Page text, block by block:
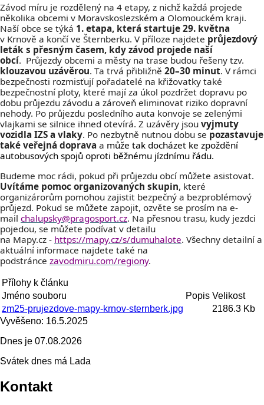
Závod míru je rozdělený na 4 etapy, z nichž každá projede
několika obcemi v Moravskoslezském a Olomouckém kraji.
Naší obce se týká 1. etapa, která startuje 29. května
v Krnově a končí ve Šternberku. V příloze najdete průjezdový
leták s přesným časem, kdy závod projede naší
obcí. Průjezdy obcemi a městy na trase budou řešeny tzv.
klouzavou uzávěrou. Ta trvá přibližně 20–30 minut. V rámci
bezpečnosti rozmisťují pořadatelé na křižovatky také
bezpečnostní ploty, které mají za úkol pozdržet dopravu po
dobu průjezdu závodu a zároveň eliminovat riziko dopravní
nehody. Po průjezdu posledního auta konvoje se zelenými
vlajkami se silnice ihned otevírá. Z uzávěry jsou vyjmuty
vozidla IZS a vlaky. Po nezbytně nutnou dobu se pozastavuje
také veřejná doprava a může tak docházet ke zpoždění
autobusových spojů oproti běžnému jízdnímu řádu.
Budeme moc rádi, pokud při průjezdu obcí můžete asistovat.
Uvítáme pomoc organizovaných skupin, které
organizárorům pomohou zajistit bezpečný a bezproblémový
průjezd. Pokud se můžete zapojit, ozvěte se prosím na e-
mail chalupsky@pragosport.cz. Na přesnou trasu, kudy jezdci
pojedou, se můžete podívat v detailu
na Mapy.cz - https://mapy.cz/s/dumuhalote. Všechny detailní a
aktuální informace najdete také na
podstránce zavodmiru.com/regiony.
Přílohy k článku
Jméno souboru
Popis Velikost
zm25-prujezdove-mapy-krnov-sternberk.jpg
2186.3 Kb
Vyvěšeno: 16.5.2025
Dnes je 07.08.2026
Svátek dnes má Lada
Kontakt